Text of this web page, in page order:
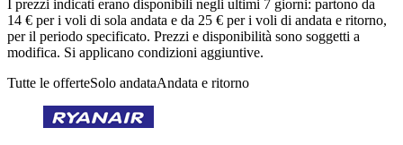
I prezzi indicati erano disponibili negli ultimi 7 giorni: partono da
14 € per i voli di sola andata e da 25 € per i voli di andata e ritorno,
per il periodo specificato. Prezzi e disponibilità sono soggetti a
modifica. Si applicano condizioni aggiuntive.
Tutte le offerteSolo andataAndata e ritorno